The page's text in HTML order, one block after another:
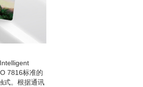
7816标准的
式。根据通讯